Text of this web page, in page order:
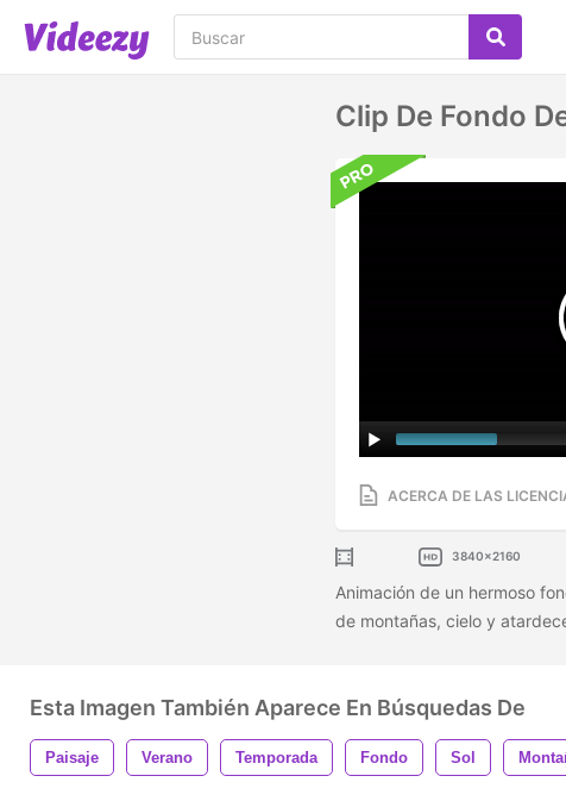
Clip De Fondo
ACERCA DE LAS
3840x2160
Animación de un hermoso
de montañas, cielo y
Esta Imagen También Aparece En Búsquedas De
Paisaje Verano Temporada Fondo Sol